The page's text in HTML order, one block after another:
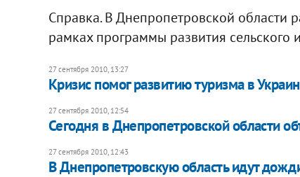
Справка. В Днепропетровской области
рамках программы развития сельского
27 сентября 2010, 13:27
Кризис помог развитию туризма в
27 сентября 2010, 12:54
Сегодня в Днепропетровской области
27 сентября 2010, 12:43
В Днепропетровскую область идут